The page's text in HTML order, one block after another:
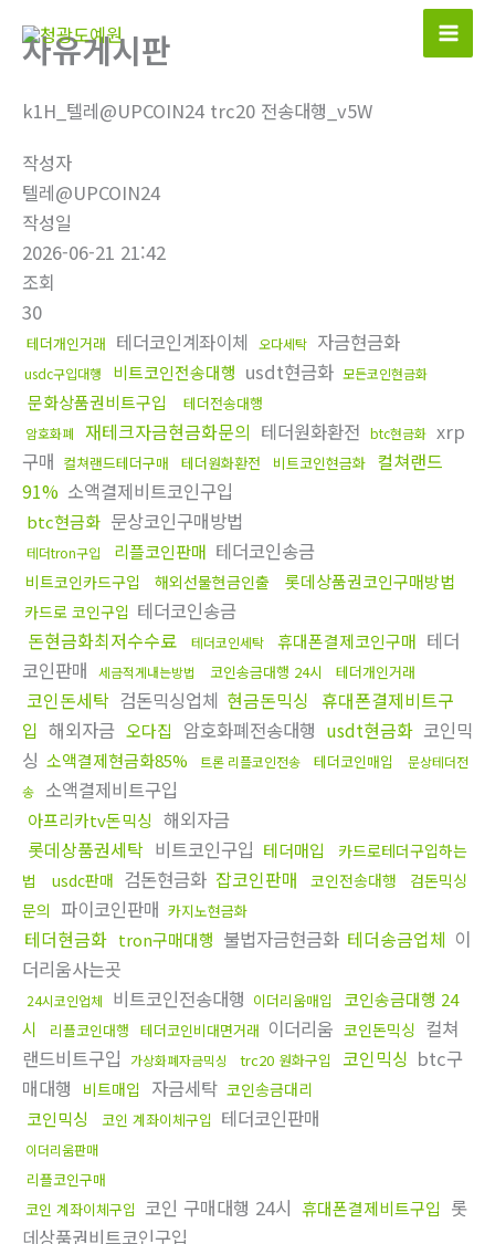
자유게시판
k1H_텔레@UPCOIN24 trc20 전송대행_v5W
작성자
텔레@UPCOIN24
작성일
2026-06-21 21:42
조회
30
테더개인거래 테더코인계좌이체 오다세탁 자금현금화
usdc구입대행 비트코인전송대행 usdt현금화 모든코인현금화
문화상품권비트구입 테더전송대행
암호화폐 재테크자금현금화문의 테더원화환전 btc현금화 xrp
구매 컬쳐랜드테더구매 테더원화환전 비트코인현금화 컬쳐랜드
91% 소액결제비트코인구입
btc현금화 문상코인구매방법
테더tron구입 리플코인판매 테더코인송금
비트코인카드구입 해외선물현금인출 롯데상품권코인구매방법
카드로 코인구입 테더코인송금
돈현금화최저수수료
테더코인세탁 휴대폰결제코인구매 테더
코인판매
세금적게내는방법 코인송금대행 24시 테더개인거래
코인돈세탁 검돈믹싱업체 현금돈믹싱 휴대폰결제비트구
입 해외자금 오다집 암호화폐전송대행 usdt현금화 코인믹
싱 소액결제현금화85% 트론 리플코인전송 테더코인매입
문상테더전
송
소액결제비트구입
아프리카tv돈믹싱 해외자금
롯데상품권세탁 비트코인구입 테더매입
카드로테더구입하는
법
usdc판매 검돈현금화 잡코인판매 코인전송대행
검돈믹싱
문의 파이코인판매 카지노현금화
테더현금화 tron구매대행 불법자금현금화 테더송금업체 이
더리움사는곳
24시코인업체 비트코인전송대행 이더리움매입
코인송금대행 24
시
리플코인대행 테더코인비대면거래 이더리움 코인돈믹싱 컬쳐
랜드비트구입 가상화폐자금믹싱 trc20 원화구입 코인믹싱 btc구
매대행
비트매입 자금세탁 코인송금대리
코인믹싱 코인 계좌이체구입 테더코인판매
이더리움판매
리플코인구매
코인 계좌이체구입 코인 구매대행 24시 휴대폰결제비트구입 롯
데상품권비트코인구입